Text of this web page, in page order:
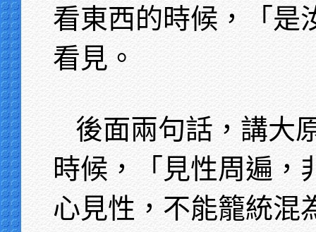
看東西的時候，「是
看見。
後面兩句話，講大
時候，「見性周遍，
心見性，不能籠統混